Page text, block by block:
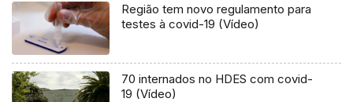
Região tem novo regulamento para
testes à covid-19 (Vídeo)
70 internados no HDES com covid-
19 (Vídeo)